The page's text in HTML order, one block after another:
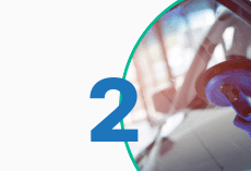
2